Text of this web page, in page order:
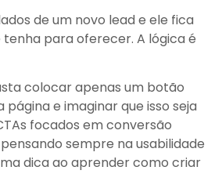
de um novo lead e ele fica
para oferecer. A lógica é
colocar apenas um botão
página e imaginar que isso seja
focados em conversão
sempre na usabilidade
dica ao aprender como criar